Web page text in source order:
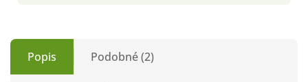
Popis Podobné (2)